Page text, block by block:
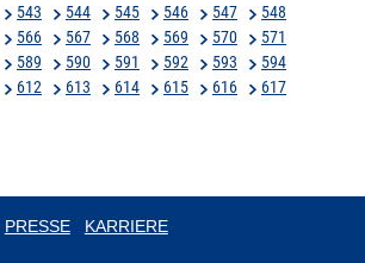
543 544 545 546 547
548
566 567 568 569 570
571
589 590 591 592 593
594
612 613 614 615 616
617
PRESSE
KARRIERE